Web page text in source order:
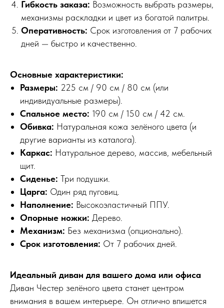
Гибкость заказа: Возможность выбрать размеры,
механизмы раскладки и цвет из богатой палитры.
Оперативность: Срок изготовления от 7 рабочих
дней — быстро и качественно.
Основные характеристики:
Размеры: 225 см / 90 см / 80 см (или
индивидуальные размеры).
Спальное место: 190 см / 150 см / 42 см.
Обивка: Натуральная кожа зелёного цвета (и
другие варианты из каталога).
Каркас: Натуральное дерево, массив, мебельный
щит.
Сиденье: Три подушки.
Царга: Один ряд пуговиц.
Наполнение: Высокоэластичный ППУ.
Опорные ножки: Дерево.
Механизм: Без механизма (опционально).
Срок изготовления: От 7 рабочих дней.
Идеальный диван для вашего дома или офиса
Диван Честер зелёного цвета станет центром
внимания в вашем интерьере. Он отлично впишется